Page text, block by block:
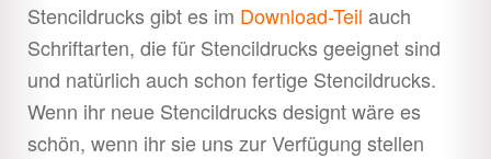
Stencildrucks gibt es im Download-Teil auch
Schriftarten, die für Stencildrucks geeignet sind
und natürlich auch schon fertige Stencildrucks.
Wenn ihr neue Stencildrucks designt wäre es
schön, wenn ihr sie uns zur Verfügung stellen